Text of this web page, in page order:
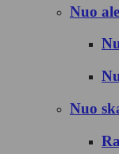
Nuo
Nuo